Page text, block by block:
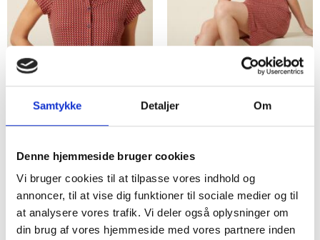
Samtykke Detaljer Om
Denne hjemmeside bruger cookies
Vi bruger cookies til at tilpasse vores indhold og
annoncer, til at vise dig funktioner til sociale medier og til
at analysere vores trafik. Vi deler også oplysninger om
din brug af vores hjemmeside med vores partnere inden
SKJORTEBLUSE I RØD
353,40DKK
589,00DKK
Du sparer:235,60DKK
479,40DKK
799,00DKK
Du sparer:319,60DKK